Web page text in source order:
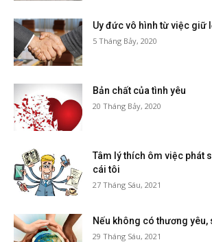
Uy đức vô hình từ việc giữ
5 Tháng Bảy, 2020
Bản chất của tình yêu
20 Tháng Bảy, 2020
Tâm lý thích ôm việc phát
cái tôi
27 Tháng Sáu, 2021
Nếu không có thương yêu,
29 Tháng Sáu, 2021